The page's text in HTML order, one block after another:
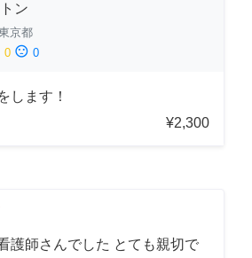
ン
京都
0 sentiment_dissatisfied 0
します！
¥2,300
護師さんでした とても親切で